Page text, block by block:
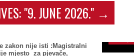
"9. JUNE 2026." →
zakon nije isti :Magistralni
mjesto za pjevače,